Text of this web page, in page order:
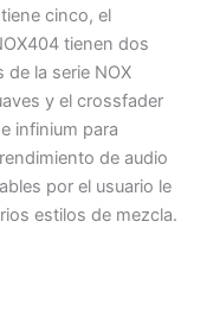
cinco, el
tienen dos
la serie NOX
y el crossfader
infinium para
de audio
por el usuario le
estilos de mezcla.